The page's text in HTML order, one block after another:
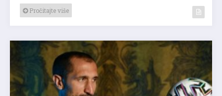
Pročitajte više